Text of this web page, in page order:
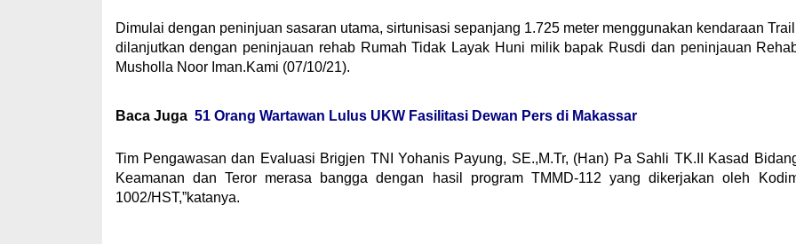
Dimulai dengan peninjuan sasaran utama, sirtunisasi sepanjang 1.725 meter menggunakan kendaraan
dilanjutkan dengan peninjauan rehab Rumah Tidak Layak Huni milik bapak Rusdi dan peninjauan
Musholla Noor Iman.Kami (07/10/21).
Baca Juga 51 Orang Wartawan Lulus UKW Fasilitasi Dewan Pers di Makassar
Tim Pengawasan dan Evaluasi Brigjen TNI Yohanis Payung, SE.,M.Tr, (Han) Pa Sahli TK.II Kasad
Keamanan dan Teror merasa bangga dengan hasil program TMMD-112 yang dikerjakan oleh
1002/HST,”katanya.